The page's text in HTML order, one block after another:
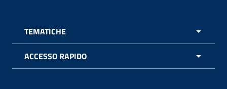
TEMATICHE
ACCESSO RAPIDO